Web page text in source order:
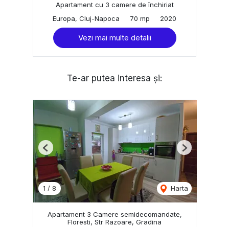
Apartament cu 3 camere de închiriat
Europa, Cluj-Napoca
70 mp 2020
Vezi mai multe detalii
Te-ar putea interesa și:
1 / 8 Harta
Previous Next
Apartament 3 Camere semidecomandate,
Floresti, Str Razoare, Gradina